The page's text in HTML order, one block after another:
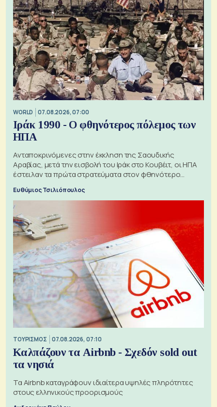
WORLD 07.08.2026, 07:00
Ιράκ 1990 - Ο φθηνότερος πόλεμος των
ΗΠΑ
Ανταποκρινόμενες στην έκκληση της Σαουδικής
Αραβίας, μετά την εισβολή του Ιράκ στο Κουβέιτ, οι ΗΠΑ
έστειλαν τα πρώτα στρατεύματα στον φθηνότερο
πόλεμο της ιστορίας τους
Ευθύμιος Τσιλιόπουλος
ΤΟΥΡΙΣΜΟΣ 07.08.2026, 07:10
Καλπάζουν τα Airbnb - Σχεδόν sold out
τα νησιά
Τα Airbnb καταγράφουν ιδιαίτερα υψηλές πληρότητες
στους ελληνικούς προορισμούς